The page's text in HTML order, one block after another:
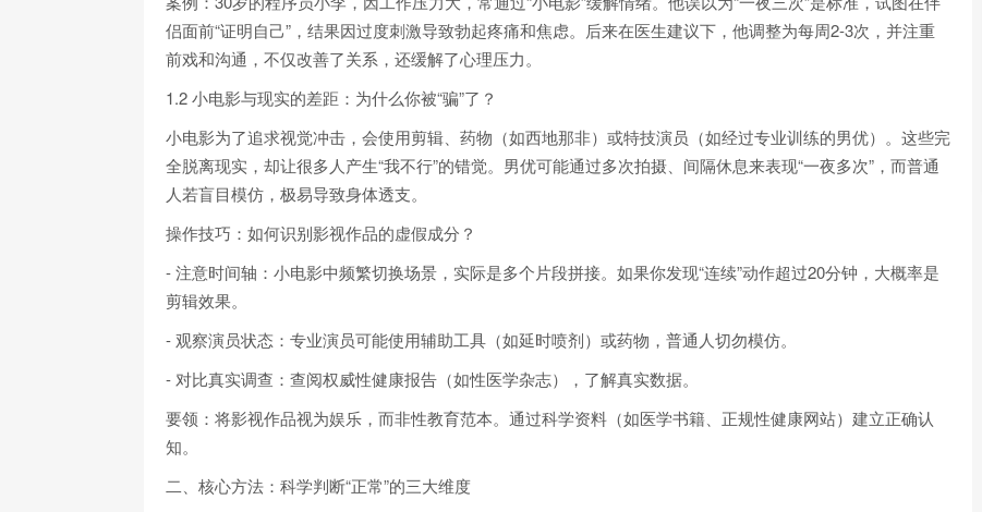
侣面前“证明自己”，结果因过度刺激导致勃起疼痛和焦虑。后来在医生建议下，他调整为每周2-3次，并注重
前戏和沟通，不仅改善了关系，还缓解了心理压力。
1.2 小电影与现实的差距：为什么你被“骗”了？
小电影为了追求视觉冲击，会使用剪辑、药物（如西地那非）或特技演员（如经过专业训练的男优）。这些完
全脱离现实，却让很多人产生“我不行”的错觉。男优可能通过多次拍摄、间隔休息来表现“一夜多次”，而普通
人若盲目模仿，极易导致身体透支。
操作技巧：如何识别影视作品的虚假成分？
- 注意时间轴：小电影中频繁切换场景，实际是多个片段拼接。如果你发现“连续”动作超过20分钟，大概率是
剪辑效果。
- 观察演员状态：专业演员可能使用辅助工具（如延时喷剂）或药物，普通人切勿模仿。
- 对比真实调查：查阅权威性健康报告（如性医学杂志），了解真实数据。
要领：将影视作品视为娱乐，而非性教育范本。通过科学资料（如医学书籍、正规性健康网站）建立正确认
知。
二、核心方法：科学判断“正常”的三大维度